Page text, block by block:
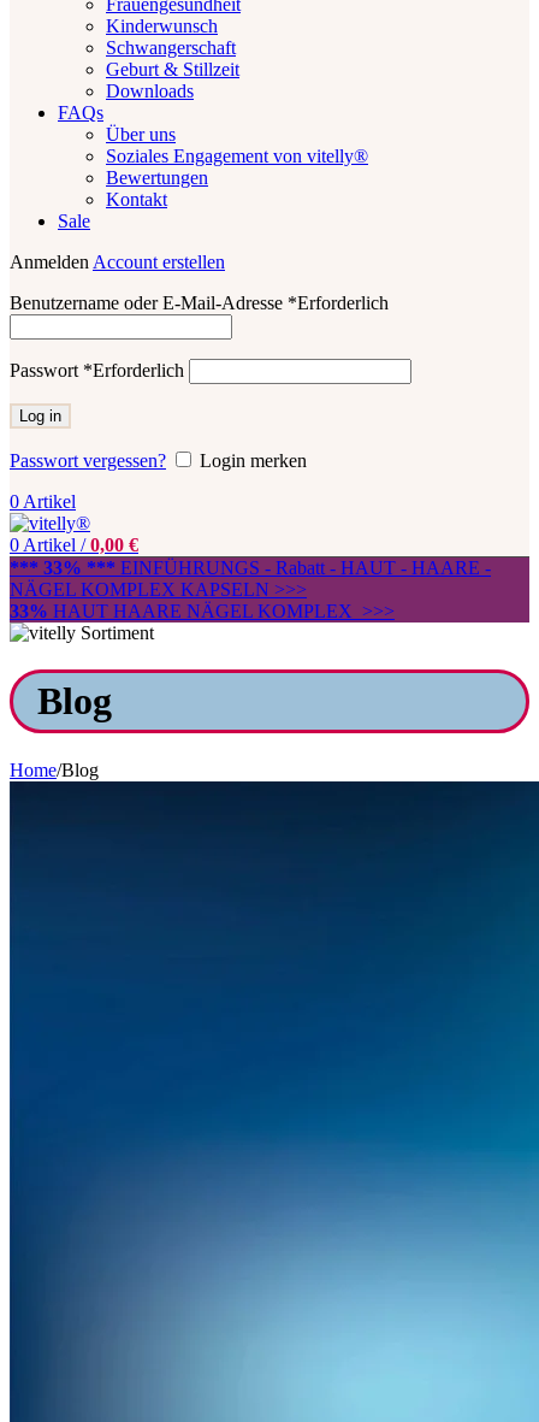
Frauengesundheit
Kinderwunsch
Schwangerschaft
Geburt & Stillzeit
Downloads
FAQs
Über uns
Soziales Engagement von vitelly®
Bewertungen
Kontakt
Sale
Anmelden Account erstellen
Benutzername oder E-Mail-Adresse *Erforderlich
Passwort *Erforderlich
Log in
Passwort vergessen?
Login merken
0 Artikel
0 Artikel / 0,00 €
*** 33% *** EINFÜHRUNGS - Rabatt - HAUT - HAARE -
NÄGEL KOMPLEX KAPSELN >>>
33% HAUT HAARE NÄGEL KOMPLEX >>>
Blog
Home/Blog